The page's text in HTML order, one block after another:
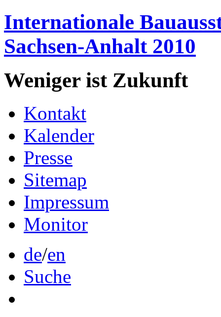
Internationale
Sachsen-Anhalt 2010
Weniger ist Zukunft
Kontakt
Kalender
Presse
Sitemap
Impressum
Monitor
de/en
Suche